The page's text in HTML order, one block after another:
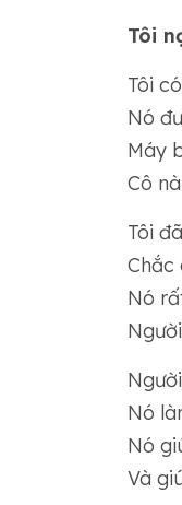
Tôi
Tôi
Nó
Máy
Cô
Tôi
Chắc
Nó
Nó
Nó
Và